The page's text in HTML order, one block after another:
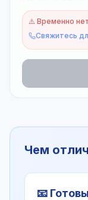
⚠️ Временно
Свяжитесь
Чем
📧